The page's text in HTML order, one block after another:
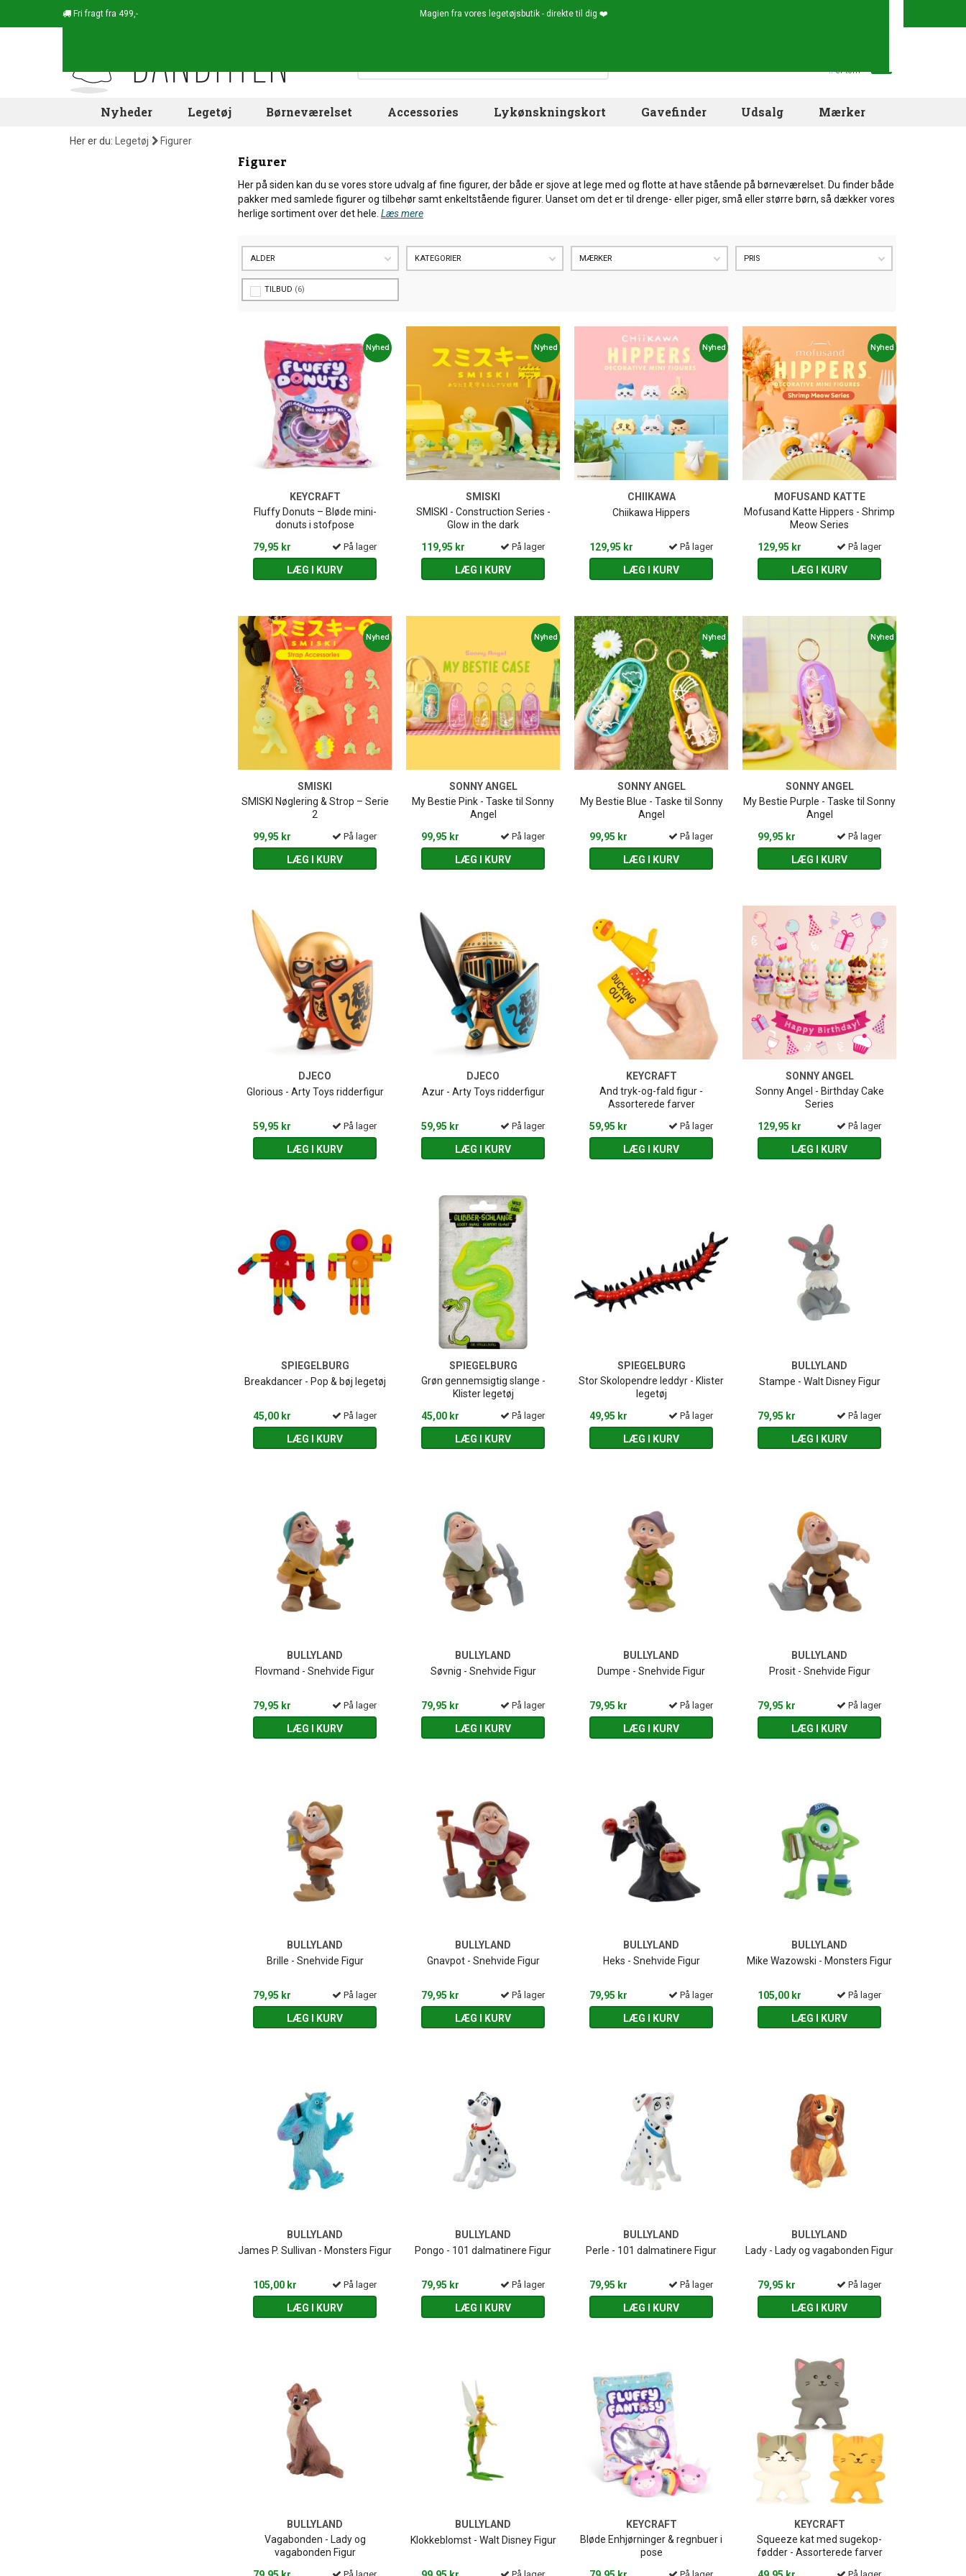
Fri fragt fra 499,- Magien fra vores legetøjsbutik - direkte til dig ❤️
.. er tom
Nyheder Legetøj Børneværelset Accessories Lykønskningskort Gavefinder Udsalg Mærker
Her er du: Legetøj Figurer
Figurer
Her på siden kan du se vores store udvalg af fine figurer, der både er sjove at lege med og flotte at have stående på børneværelset. Du finder både
pakker med samlede figurer og tilbehør samt enkeltstående figurer. Uanset om det er til drenge- eller piger, små eller større børn, så dækker vores
herlige sortiment over det hele. Læs mere
ALDER KATEGORIER MÆRKER PRIS
TILBUD 6
Nyhed
KEYCRAFT
Fluffy Donuts – Bløde mini-
donuts i stofpose
79,95 kr
På lager
LÆG I KURV
Nyhed
SMISKI
SMISKI - Construction Series -
Glow in the dark
119,95 kr
På lager
LÆG I KURV
Nyhed
CHIIKAWA
Chiikawa Hippers
129,95 kr På lager
LÆG I KURV
Nyhed
MOFUSAND KATTE
Mofusand Katte Hippers - Shrimp
Meow Series
129,95 kr
På lager
LÆG I KURV
Nyhed
SMISKI
SMISKI Nøglering & Strop – Serie
2
99,95 kr
På lager
LÆG I KURV
Nyhed
SONNY ANGEL
My Bestie Pink - Taske til Sonny
Angel
99,95 kr
På lager
LÆG I KURV
Nyhed
SONNY ANGEL
My Bestie Blue - Taske til Sonny
Angel
99,95 kr
På lager
LÆG I KURV
Nyhed
SONNY ANGEL
My Bestie Purple - Taske til Sonny
Angel
99,95 kr
På lager
LÆG I KURV
DJECO
Glorious - Arty Toys ridderfigur
59,95 kr På lager
LÆG I KURV
DJECO
Azur - Arty Toys ridderfigur
59,95 kr På lager
LÆG I KURV
KEYCRAFT
And tryk-og-fald figur -
Assorterede farver
59,95 kr
På lager
LÆG I KURV
SONNY ANGEL
Sonny Angel - Birthday Cake
Series
129,95 kr
På lager
LÆG I KURV
SPIEGELBURG
Breakdancer - Pop & bøj legetøj
45,00 kr På lager
LÆG I KURV
SPIEGELBURG
Grøn gennemsigtig slange -
Klister legetøj
45,00 kr
På lager
LÆG I KURV
SPIEGELBURG
Stor Skolopendre leddyr - Klister
legetøj
49,95 kr
På lager
LÆG I KURV
BULLYLAND
Stampe - Walt Disney Figur
79,95 kr På lager
LÆG I KURV
BULLYLAND
Flovmand - Snehvide Figur
79,95 kr På lager
LÆG I KURV
BULLYLAND
Søvnig - Snehvide Figur
79,95 kr På lager
LÆG I KURV
BULLYLAND
Dumpe - Snehvide Figur
79,95 kr På lager
LÆG I KURV
BULLYLAND
Prosit - Snehvide Figur
79,95 kr På lager
LÆG I KURV
BULLYLAND
Brille - Snehvide Figur
79,95 kr På lager
LÆG I KURV
BULLYLAND
Gnavpot - Snehvide Figur
79,95 kr På lager
LÆG I KURV
BULLYLAND
Heks - Snehvide Figur
79,95 kr På lager
LÆG I KURV
BULLYLAND
Mike Wazowski - Monsters Figur
105,00 kr På lager
LÆG I KURV
BULLYLAND
James P. Sullivan - Monsters Figur
105,00 kr På lager
LÆG I KURV
BULLYLAND
Pongo - 101 dalmatinere Figur
79,95 kr På lager
LÆG I KURV
BULLYLAND
Perle - 101 dalmatinere Figur
79,95 kr På lager
LÆG I KURV
BULLYLAND
Lady - Lady og vagabonden Figur
79,95 kr På lager
LÆG I KURV
BULLYLAND
Vagabonden - Lady og
vagabonden Figur
BULLYLAND
Klokkeblomst - Walt Disney Figur
KEYCRAFT
Bløde Enhjørninger & regnbuer i
pose
KEYCRAFT
Squeeze kat med sugekop-
fødder - Assorterede farver